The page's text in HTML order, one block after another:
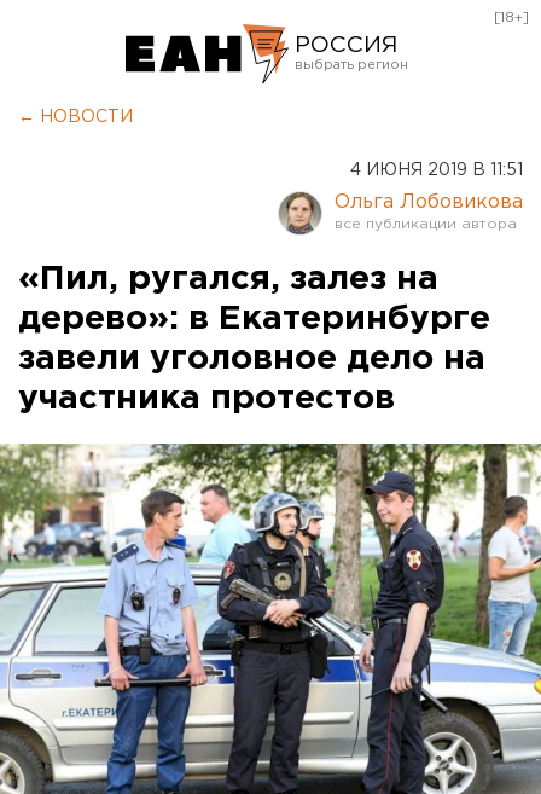
РОССИЯ
Курган
Оренбург
[18+]
← НОВОСТИ
4 ИЮНЯ 2019 В 11:51
Ольга Лобовикова
«Пил, ругался, залез на
дерево»: в Екатеринбурге
завели уголовное дело на
участника протестов